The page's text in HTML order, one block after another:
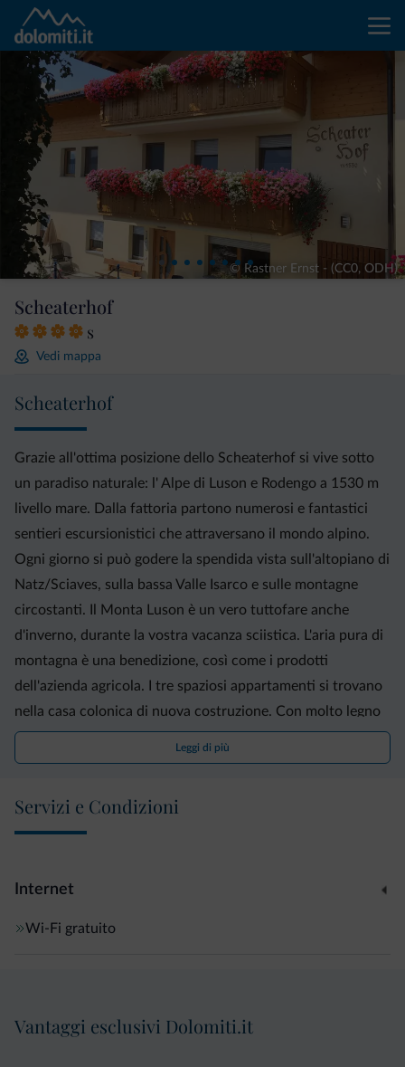
© Rastner Ernst - (CC0, ODH)
Scheaterhof
s
Vedi mappa
Scheaterhof
Grazie all'ottima posizione dello Scheaterhof si vive sotto
un paradiso naturale: l' Alpe di Luson e Rodengo a 1530 m
livello mare. Dalla fattoria partono numerosi e fantastici
sentieri escursionistici che attraversano il mondo alpino.
Ogni giorno si può godere la spendida vista sull'altopiano di
Natz/Sciaves, sulla bassa Valle Isarco e sulle montagne
circostanti. Il Monta Luson è un vero tuttofare anche
d'inverno, durante la vostra vacanza sciistica. L'aria pura di
montagna è una benedizione, così come i prodotti
dell'azienda agricola. I tre spaziosi appartamenti si trovano
nella casa colonica di nuova costruzione. Con molto legno
e altri materiali naturali siamo riusciti a preservare il tipico
stile di arredamento altoatesino e ad abbinarlo
darvi il benvenuto nel nostro agriturismo! Cordiali saluti
Famiglia Rastner
Leggi di più
Servizi e Condizioni
Internet
Wi-Fi gratuito
Vantaggi esclusivi Dolomiti.it